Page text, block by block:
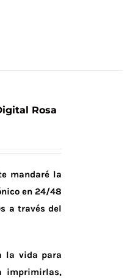
Rosa
mandaré la
en 24/48
a través del
la vida para
imprimirlas,